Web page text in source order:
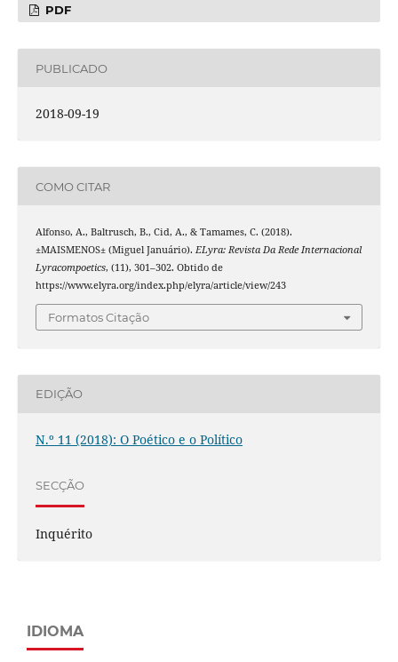
PDF
PUBLICADO
2018-09-19
COMO CITAR
Alfonso, A., Baltrusch, B., Cid, A., & Tamames, C. (2018).
±MAISMENOS± (Miguel Januário). ELyra: Revista Da Rede Internacional
Lyracompoetics, (11), 301–302. Obtido de
https://www.elyra.org/index.php/elyra/article/view/243
Formatos Citação
EDIÇÃO
N.º 11 (2018): O Poético e o Político
SECÇÃO
Inquérito
IDIOMA